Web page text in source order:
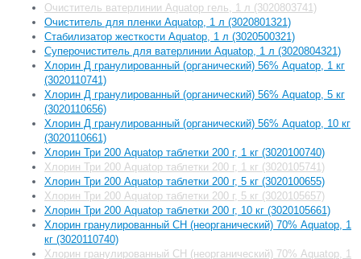
Очиститель ватерлинии Aquatop гель, 1 л (3020803741)
Очиститель для пленки Aquatop, 1 л (3020801321)
Стабилизатор жесткости Aquatop, 1 л (3020500321)
Суперочиститель для ватерлинии Aquatop, 1 л (3020804321)
Хлорин Д гранулированный (органический) 56% Aquatop, 1 кг
(3020110741)
Хлорин Д гранулированный (органический) 56% Aquatop, 5 кг
(3020110656)
Хлорин Д гранулированный (органический) 56% Aquatop, 10 кг
(3020110661)
Хлорин Три 200 Aquatop таблетки 200 г, 1 кг (3020100740)
Хлорин Три 200 Aquatop таблетки 200 г, 1 кг (3020105741)
Хлорин Три 200 Aquatop таблетки 200 г, 5 кг (3020100655)
Хлорин Три 200 Aquatop таблетки 200 г, 5 кг (3020105657)
Хлорин Три 200 Aquatop таблетки 200 г, 10 кг (3020105661)
Хлорин гранулированный СН (неорганический) 70% Aquatop, 1
кг (3020110740)
Хлорин гранулированный СН (неорганический) 70% Aquatop, 1